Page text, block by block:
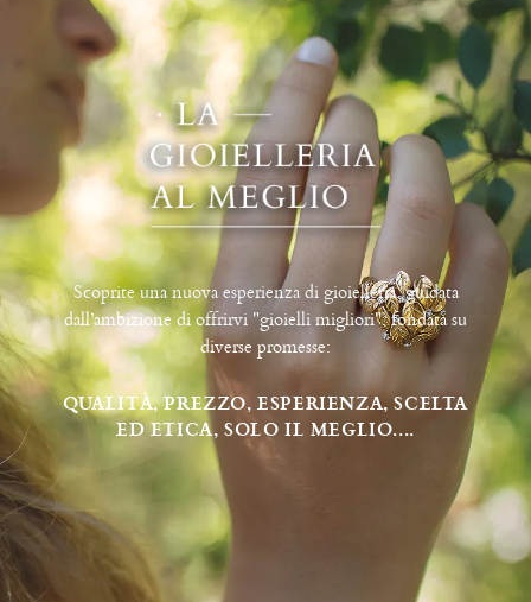
Scoprite una nuova esperienza di gioielleria, guidata
dall’ambizione di offrirvi "gioielli migliori", fondata su
diverse promesse:
QUALITÀ, PREZZO, ESPERIENZA, SCELTA
ED ETICA, SOLO IL MEGLIO....